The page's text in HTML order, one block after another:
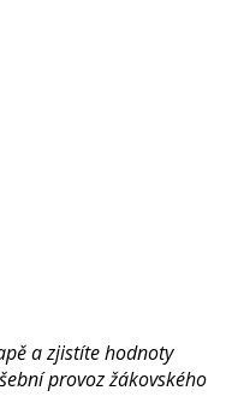
a zjistíte hodnoty
provoz žákovského